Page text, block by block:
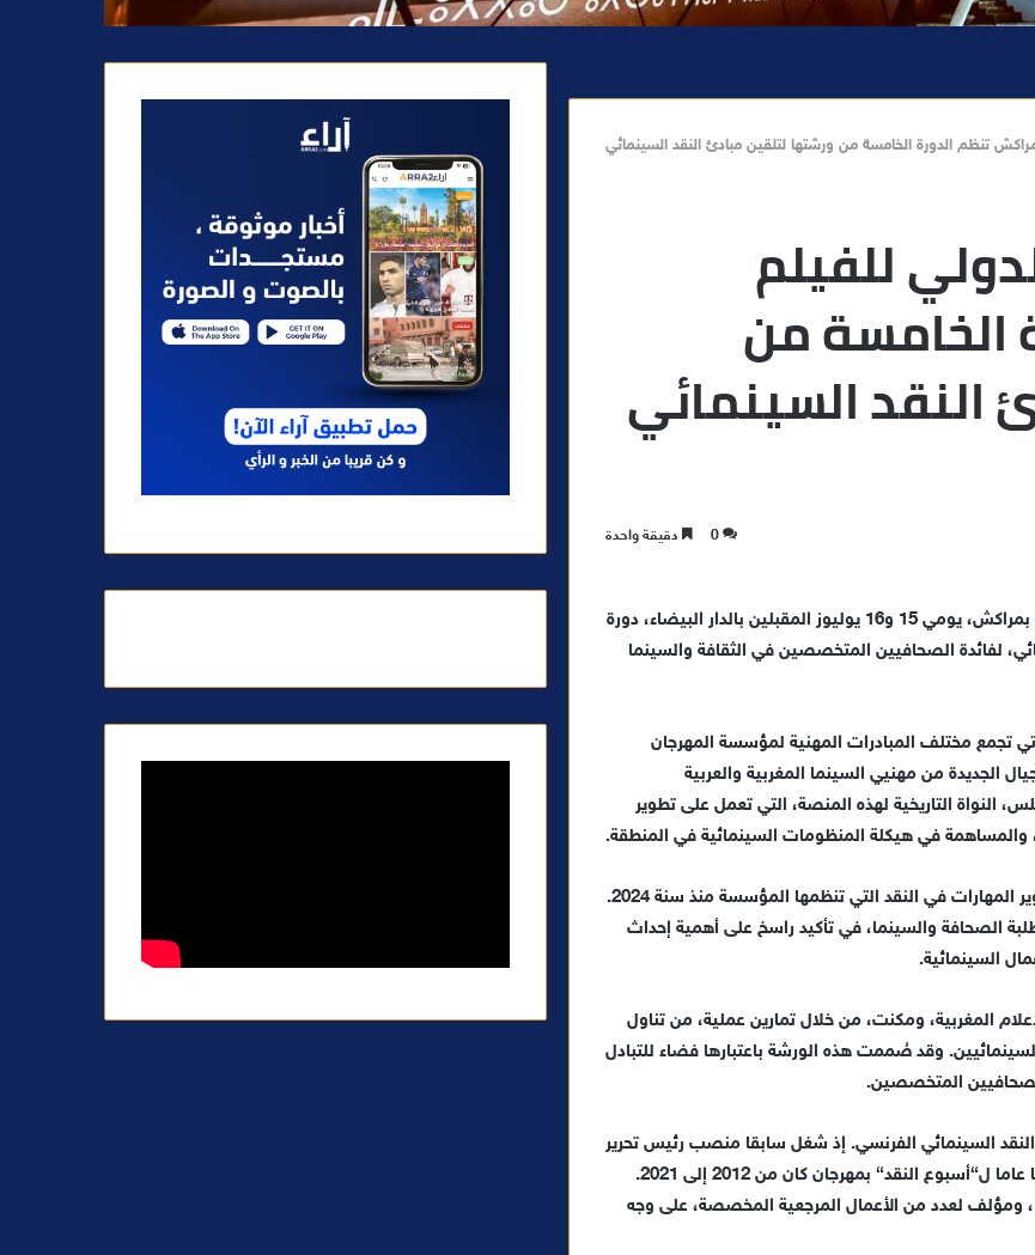
تنظم الدورة الخامسة من ورشتها لتلقين مبادئ النقد السينمائي
للفيلم
الخامسة من
النقد السينمائي
0 دقيقة واحدة
الرباط، 1 يونيو 2026. تنظم مؤسسة المهرجان الدولي للفيلم بمراكش، يومي 15 و16 يوليوز المقبلين بالدار البيضاء، دورة
لفائدة الصحافيين المتخصصين في الثقافة والسينما
تجمع مختلف المبادرات المهنية لمؤسسة المهرجان
الجديدة من مهنيي السينما المغربية والعربية
النواة التاريخية لهذه المنصة، التي تعمل على تطوير
في هيكلة المنظومات السينمائية في المنطقة.
المهارات في النقد التي تنظمها المؤسسة منذ سنة 2024.
الصحافة والسينما، في تأكيد راسخ على أهمية إحداث
السينمائية.
المغربية، ومكنت، من خلال تمارين عملية، من تناول
السينمائيين. وقد صُممت هذه الورشة باعتبارها فضاء للتبادل
الصحافيين المتخصصين.
السينمائي الفرنسي. إذ شغل سابقا منصب رئيس تحرير
ل“أسبوع النقد“
بمهرجان كان من 2012 إلى 2021.
، ومؤلف لعدد من الأعمال المرجعية المخصصة، على وجه